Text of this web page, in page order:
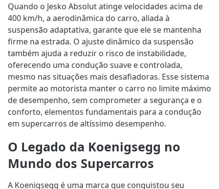
Quando o Jesko Absolut atinge velocidades acima de
400 km/h, a aerodinâmica do carro, aliada à
suspensão adaptativa, garante que ele se mantenha
firme na estrada. O ajuste dinâmico da suspensão
também ajuda a reduzir o risco de instabilidade,
oferecendo uma condução suave e controlada,
mesmo nas situações mais desafiadoras. Esse sistema
permite ao motorista manter o carro no limite máximo
de desempenho, sem comprometer a segurança e o
conforto, elementos fundamentais para a condução
em supercarros de altíssimo desempenho.
O Legado da Koenigsegg no
Mundo dos Supercarros
A Koenigsegg é uma marca que conquistou seu